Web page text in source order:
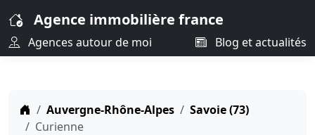
Agence immobilière france
Agences autour de moi Blog et actualités
Auvergne-Rhône-Alpes
Savoie (73)
Curienne